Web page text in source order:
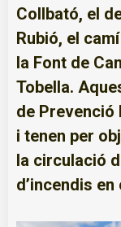
Collbató, el
Rubió, el
la Font de
Tobella.
de Prevenció
i tenen per
la circulació
d’incendis